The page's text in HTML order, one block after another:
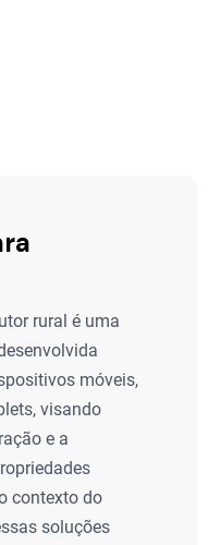
rural é uma
móveis,
visando
e a
contexto do
soluções